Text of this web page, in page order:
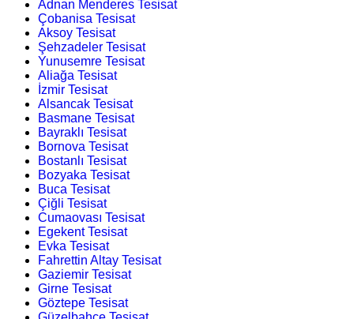
Adnan Menderes Tesisat
Çobanisa Tesisat
Aksoy Tesisat
Şehzadeler Tesisat
Yunusemre Tesisat
Aliağa Tesisat
İzmir Tesisat
Alsancak Tesisat
Basmane Tesisat
Bayraklı Tesisat
Bornova Tesisat
Bostanlı Tesisat
Bozyaka Tesisat
Buca Tesisat
Çiğli Tesisat
Cumaovası Tesisat
Egekent Tesisat
Evka Tesisat
Fahrettin Altay Tesisat
Gaziemir Tesisat
Girne Tesisat
Göztepe Tesisat